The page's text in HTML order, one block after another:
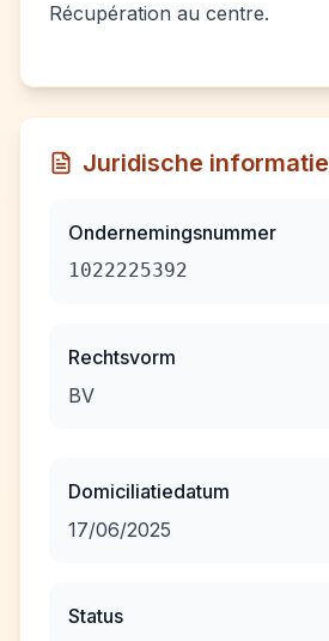
Récupération au centre.
Juridische informatie
Ondernemingsnummer
1022225392
Rechtsvorm
BV
Domiciliatiedatum
17/06/2025
Status